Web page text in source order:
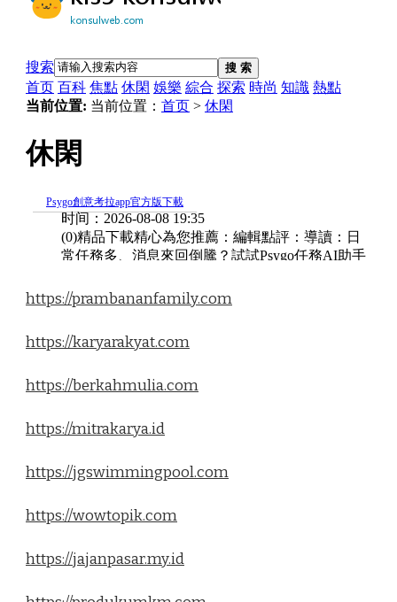
https://prambananfamily.com
https://karyarakyat.com
https://berkahmulia.com
https://mitrakarya.id
https://jgswimmingpool.com
https://wowtopik.com
https://jajanpasar.my.id